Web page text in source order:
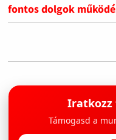
fontos dolgok
Iratkozz
Támogasd a